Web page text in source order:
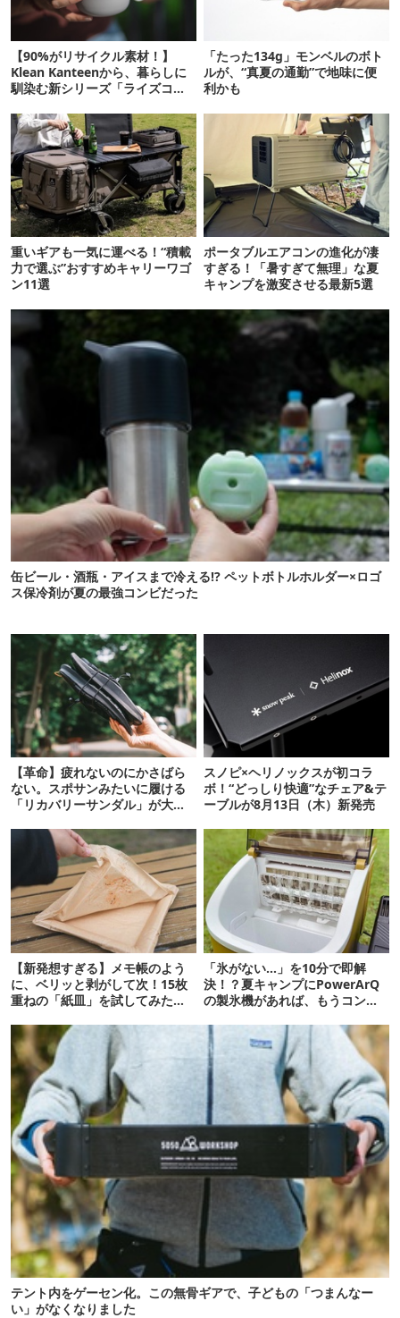
【90%がリサイクル素材！】
Klean Kanteenから、暮らしに
馴染む新シリーズ「ライズコレ
「たった134g」モンベルのボト
ルが、“真夏の通勤”で地味に便
利かも
重いギアも一気に運べる！“積載
力で選ぶ”おすすめキャリーワゴ
ン11選
ポータブルエアコンの進化が凄
すぎる！「暑すぎて無理」な夏
キャンプを激変させる最新5選
缶ビール・酒瓶・アイスまで冷える!? ペットボトルホルダー×ロゴ
ス保冷剤が夏の最強コンビだった
【革命】疲れないのにかさばら
ない。スポサンみたいに履ける
「リカバリーサンダル」が大本
スノピ×ヘリノックスが初コラ
ボ！“どっしり快適”なチェア&テ
ーブルが8月13日（木）新発売
【新発想すぎる】メモ帳のよう
に、ベリッと剥がして次！15枚
重ねの「紙皿」を試してみた
「氷がない…」を10分で即解
決！？夏キャンプにPowerArQ
の製氷機があれば、もうコンビ
テント内をゲーセン化。この無骨ギアで、子どもの「つまんなー
い」がなくなりました